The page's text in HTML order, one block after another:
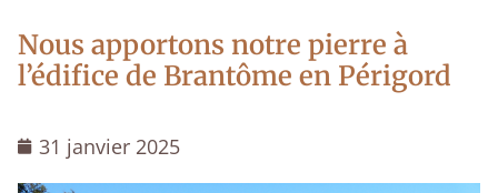
Nous apportons notre pierre à
l’édifice de Brantôme en Périgord
31 janvier 2025